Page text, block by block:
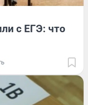
с ЕГЭ: что